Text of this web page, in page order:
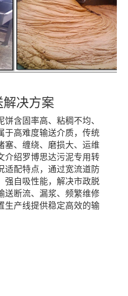
决方案
含固率高、粘稠不均、
于高难度输送介质，传统
塞、缠绕、磨损大、运维
介绍罗博思达污泥专用转
适配特点，通过宽流道防
强自吸性能，解决市政脱
送断流、漏浆、频繁维修
生产线提供稳定高效的输